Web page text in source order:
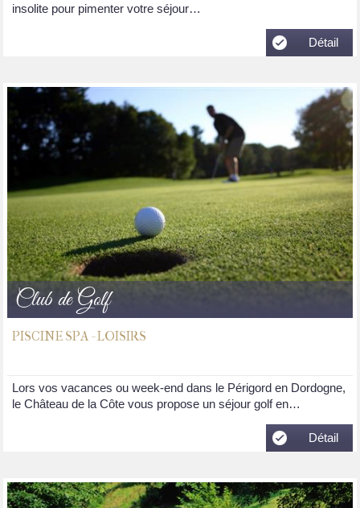
insolite pour pimenter votre séjour…
Détail
Club de Golf
PISCINE SPA - LOISIRS
Lors vos vacances ou week-end dans le Périgord en Dordogne,
le Château de la Côte vous propose un séjour golf en…
Détail